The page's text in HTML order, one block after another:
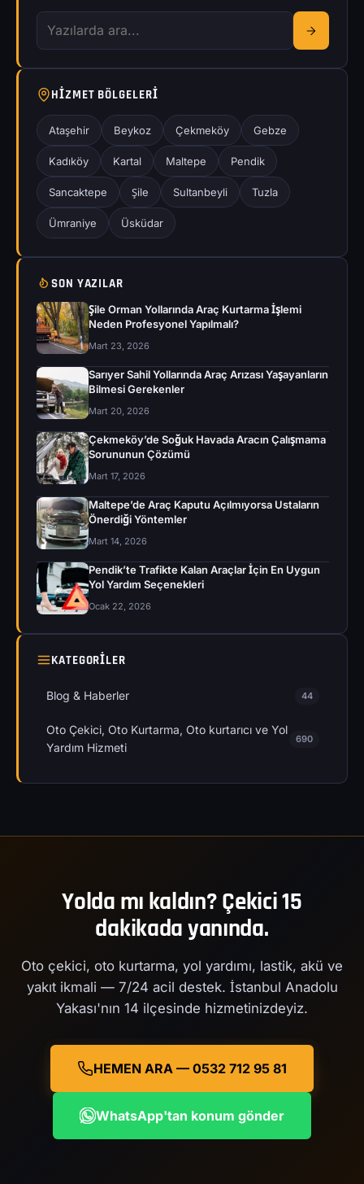
HIZMET BÖLGELERI
Ataşehir Beykoz Çekmeköy Gebze
Kadıköy Kartal Maltepe Pendik
Sancaktepe Şile Sultanbeyli Tuzla
Ümraniye Üsküdar
SON YAZILAR
Şile Orman Yollarında Araç Kurtarma İşlemi
Neden Profesyonel Yapılmalı?
Mart 23, 2026
Sarıyer Sahil Yollarında Araç Arızası Yaşayanların
Bilmesi Gerekenler
Mart 20, 2026
Çekmeköy’de Soğuk Havada Aracın Çalışmama
Sorununun Çözümü
Mart 17, 2026
Maltepe’de Araç Kaputu Açılmıyorsa Ustaların
Önerdiği Yöntemler
Mart 14, 2026
Pendik’te Trafikte Kalan Araçlar İçin En Uygun
Yol Yardım Seçenekleri
Ocak 22, 2026
KATEGORILER
Blog & Haberler 44
Oto Çekici, Oto Kurtarma, Oto kurtarıcı ve Yol
Yardım Hizmeti
690
Yolda mı kaldın? Çekici 15
dakikada yanında.
Oto çekici, oto kurtarma, yol yardımı, lastik, akü ve
yakıt ikmali — 7/24 acil destek. İstanbul Anadolu
Yakası'nın 14 ilçesinde hizmetinizdeyiz.
HEMEN ARA — 0532 712 95 81
WhatsApp'tan konum gönder